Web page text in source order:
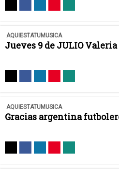
AQUIESTATUMUSICA
Jueves 9 de JULIO
AQUIESTATUMUSICA
Gracias argentina